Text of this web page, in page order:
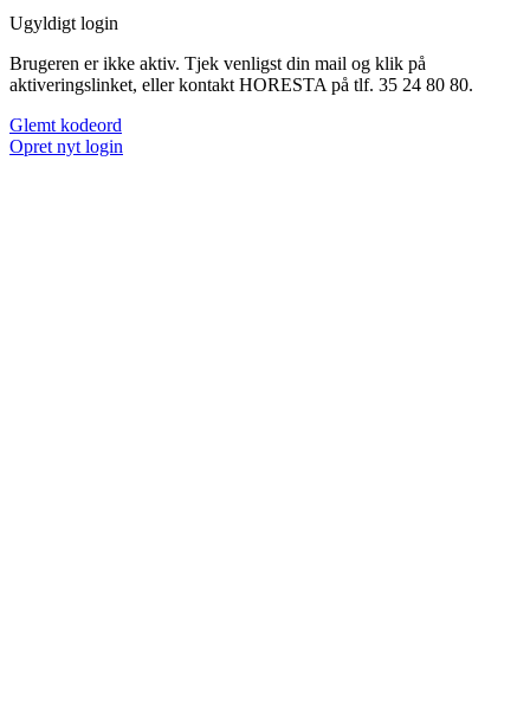
Ugyldigt login
Brugeren er ikke aktiv. Tjek venligst din mail og klik på
aktiveringslinket, eller kontakt HORESTA på tlf. 35 24 80 80.
Glemt kodeord
Opret nyt login